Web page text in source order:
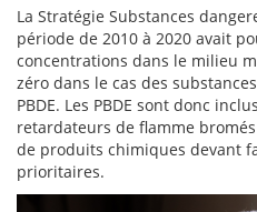
La Stratégie Substances
période de 2010 à 2020 avait
concentrations dans le milieu
zéro dans le cas des
PBDE. Les PBDE sont donc
retardateurs de flamme
de produits chimiques devant
prioritaires.